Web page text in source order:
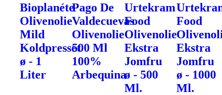
Bioplanéte
Olivenolie
Mild
Koldpresset
ø - 1
Liter
Pago De
Valdecuevas
Olivenolie
500 Ml
100%
Arbequina
Urtekram
Food
Olivenolie
Ekstra
Jomfru
ø - 500
Ml.
Food
Ekstra
Jomfru
ø - 1000
Ml.